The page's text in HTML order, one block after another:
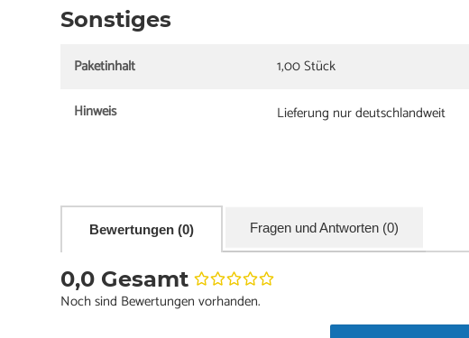
Sonstiges
Paketinhalt
1,00 Stück
Hinweis
Lieferung nur deutschlandweit
Bewertungen (0) Fragen und Antworten (0)
0,0 Gesamt
Noch sind Bewertungen vorhanden.